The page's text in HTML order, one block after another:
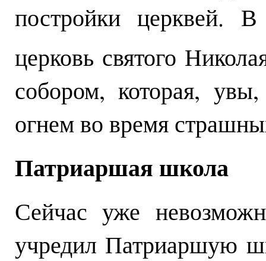
постройки церквей.
церковь святого
собором, которая,
огнем во время
Патриаршая школа
Сейчас уже
учредил Патриаршую